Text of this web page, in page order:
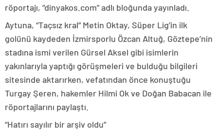
röportajı, “dinyakos.com” adlı bloğunda yayınladı.
Aytuna, “Taçsız kral” Metin Oktay, Süper Lig’in ilk
golünü kaydeden İzmirsporlu Özcan Altuğ, Göztepe’nin
stadına ismi verilen Gürsel Aksel gibi isimlerin
yakınlarıyla yaptığı görüşmeleri ve bulduğu bilgileri
sitesinde aktarırken, vefatından önce konuştuğu
Turgay Şeren, hakemler Hilmi Ok ve Doğan Babacan ile
röportajlarını paylaştı.
“Hatırı sayılır bir arşiv oldu”